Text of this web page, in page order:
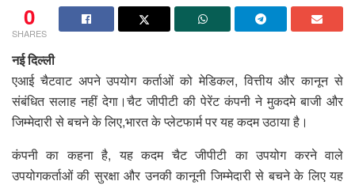
0
SHARES
नई दिल्ली
एआई चैटवाट अपने उपयोग कर्ताओं को मेडिकल, वित्तीय और कानून से
संबंधित सलाह नहीं देगा।चैट जीपीटी की पेरेंट कंपनी ने मुकदमे बाजी और
जिम्मेदारी से बचने के लिए,भारत के प्लेटफार्म पर यह कदम उठाया है।
कंपनी का कहना है, यह कदम चैट जीपीटी का उपयोग करने वाले
उपयोगकर्ताओं की सुरक्षा और उनकी कानूनी जिम्मेदारी से बचने के लिए यह